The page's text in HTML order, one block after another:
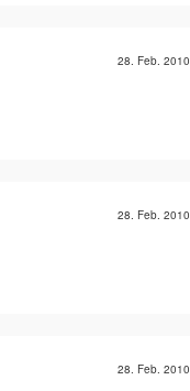
28. Feb. 2010
28. Feb. 2010
28. Feb. 2010